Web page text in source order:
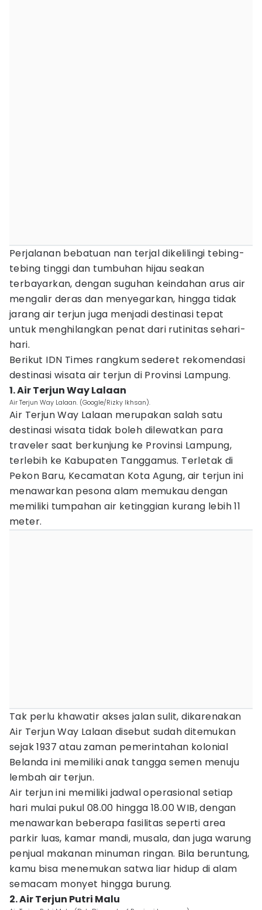
Perjalanan bebatuan nan terjal dikelilingi tebing-
tebing tinggi dan tumbuhan hijau seakan
terbayarkan, dengan suguhan keindahan arus air
mengalir deras dan menyegarkan, hingga tidak
jarang air terjun juga menjadi destinasi tepat
untuk menghilangkan penat dari rutinitas sehari-
hari.
Berikut IDN Times rangkum sederet rekomendasi
destinasi wisata air terjun di Provinsi Lampung.
1. Air Terjun Way Lalaan
Air Terjun Way Lalaan. (Google/Rizky Ikhsan).
Air Terjun Way Lalaan merupakan salah satu
destinasi wisata tidak boleh dilewatkan para
traveler saat berkunjung ke Provinsi Lampung,
terlebih ke Kabupaten Tanggamus. Terletak di
Pekon Baru, Kecamatan Kota Agung, air terjun ini
menawarkan pesona alam memukau dengan
memiliki tumpahan air ketinggian kurang lebih 11
meter.
Tak perlu khawatir akses jalan sulit, dikarenakan
Air Terjun Way Lalaan disebut sudah ditemukan
sejak 1937 atau zaman pemerintahan kolonial
Belanda ini memiliki anak tangga semen menuju
lembah air terjun.
Air terjun ini memiliki jadwal operasional setiap
hari mulai pukul 08.00 hingga 18.00 WIB, dengan
menawarkan beberapa fasilitas seperti area
parkir luas, kamar mandi, musala, dan juga warung
penjual makanan minuman ringan. Bila beruntung,
kamu bisa menemukan satwa liar hidup di alam
semacam monyet hingga burung.
2. Air Terjun Putri Malu